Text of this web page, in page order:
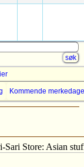
Kommende
Sari Store: Asian